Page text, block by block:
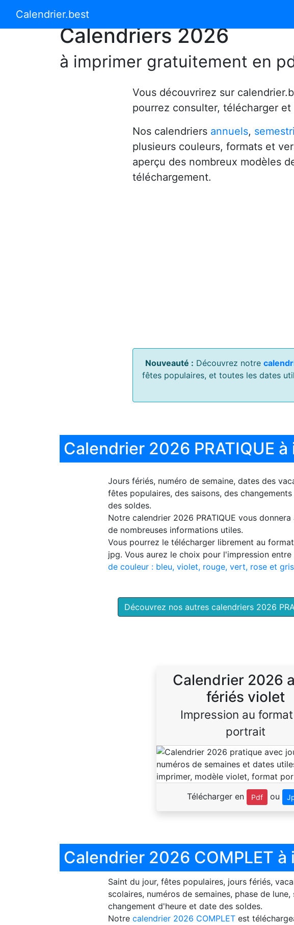
Calendrier.bestCalendrier 2024
Calendriers 2026
à imprimer gratuitement en
Vous découvrirez sur
pourrez consulter, télécharger et
Nos calendriers annuels,
plusieurs couleurs, formats et
aperçu des nombreux modèles
téléchargement.
Nouveauté : Découvrez notre
fêtes populaires, et toutes les dates
Calendrier 2026 PRATIQUE
Jours fériés, numéro de semaine, dates des
fêtes populaires, des saisons, des
des soldes.
Notre calendrier 2026 PRATIQUE vous donnera
de nombreuses informations utiles.
Vous pourrez le télécharger librement au
jpg. Vous aurez le choix pour l'impression entre
de couleur : bleu, violet, rouge, vert, rose et
Découvrez nos autres calendriers 2026
Calendrier 2026
fériés violet
Impression au
portrait
Télécharger en Pdf ou
Calendrier 2026 COMPLET
Saint du jour, fêtes populaires, jours fériés,
scolaires, numéros de semaines, phase de lune,
changement d'heure et date des soldes.
Notre calendrier 2026 COMPLET est